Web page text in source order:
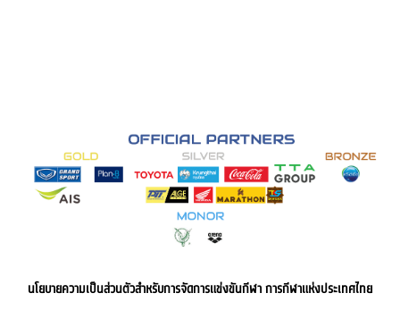
นโยบายความเป็นส่วนตัวสำหรับการจัดการแข่งขันกีฬา การกีฬาแห่งประเทศไทย